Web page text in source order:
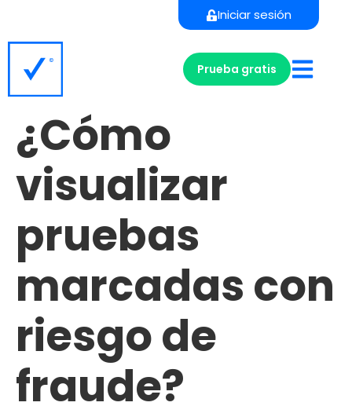
Iniciar sesión
Prueba gratis
¿Cómo
visualizar
pruebas
marcadas con
riesgo de
fraude?